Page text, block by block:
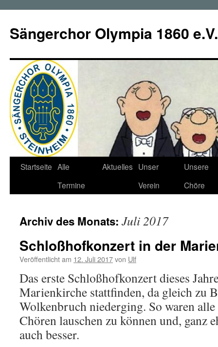
springen
Sängerchor Olympia 1860
Startseite Alle
Termine
Aktuelles Unser
Verein
Unsere
Chöre
Archiv des Monats: Juli 2017
Schloßhofkonzert in der
Veröffentlicht am 12. Juli 2017von Ulf
Das erste Schloßhofkonzert dieses
Marienkirche stattfinden, da gleich zu
Wolkenbruch niederging. So waren
Chören lauschen zu können und, ganz
auch besser.